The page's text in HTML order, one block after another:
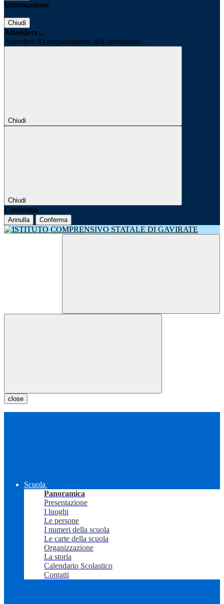
Informazione
Chiudi
Attendere...
Attendere il completamento dell'operazione...
Chiudi
Chiudi
Conferma
Annulla Conferma
close
Scuola
Panoramica
Presentazione
I luoghi
Le persone
I numeri della scuola
Le carte della scuola
Organizzazione
La storia
Calendario Scolastico
Contatti